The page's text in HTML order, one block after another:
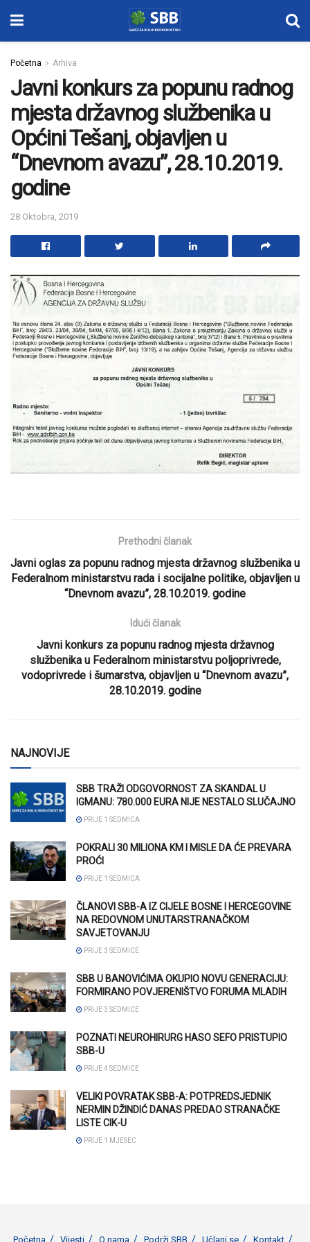
Početna Arhiva
Javni konkurs za popunu radnog
mjesta državnog službenika u
Općini Tešanj, objavljen u
“Dnevnom avazu”, 28.10.2019.
godine
28 Oktobra, 2019
Prethodni članak
Javni oglas za popunu radnog mjesta državnog službenika u
Federalnom ministarstvu rada i socijalne politike, objavljen u
“Dnevnom avazu”, 28.10.2019. godine
Idući članak
Javni konkurs za popunu radnog mjesta državnog
službenika u Federalnom ministarstvu poljoprivrede,
vodoprivrede i šumarstva, objavljen u “Dnevnom avazu”,
28.10.2019. godine
NAJNOVIJE
SBB TRAŽI ODGOVORNOST ZA SKANDAL U
IGMANU: 780.000 EURA NIJE NESTALO SLUČAJNO
PRIJE 1 SEDMICA
POKRALI 30 MILIONA KM I MISLE DA ĆE PREVARA
PROĆI
PRIJE 1 SEDMICA
ČLANOVI SBB-A IZ CIJELE BOSNE I HERCEGOVINE
NA REDOVNOM UNUTARSTRANAČKOM
SAVJETOVANJU
PRIJE 3 SEDMICE
SBB U BANOVIĆIMA OKUPIO NOVU GENERACIJU:
FORMIRANO POVJERENIŠTVO FORUMA MLADIH
PRIJE 3 SEDMICE
POZNATI NEUROHIRURG HASO SEFO PRISTUPIO
SBB-U
PRIJE 4 SEDMICE
VELIKI POVRATAK SBB-A: POTPREDSJEDNIK
NERMIN DŽINDIĆ DANAS PREDAO STRANAČKE
LISTE CIK-U
PRIJE 1 MJESEC
Početna Vijesti O nama Podrži SBB Učlani se Kontakt